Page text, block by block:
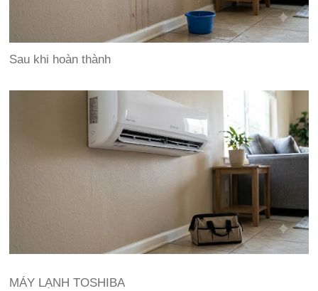
Sau khi hoàn thành
MÁY LẠNH TOSHIBA